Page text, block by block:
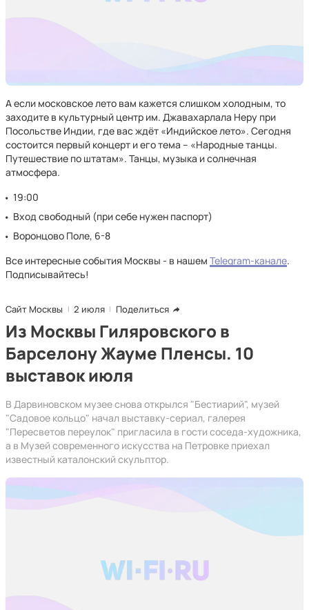
А если московское лето вам кажется слишком холодным, то
заходите в культурный центр им. Джавахарлала Неру при
Посольстве Индии, где вас ждёт «Индийское лето». Сегодня
состоится первый концерт и его тема – «Народные танцы.
Путешествие по штатам». Танцы, музыка и солнечная
атмосфера.
19:00
Вход свободный (при себе нужен паспорт)
Воронцово Поле, 6-8
Все интересные события Москвы - в нашем Telegram-канале.
Подписывайтесь!
Сайт Москвы 2 июля Поделиться
Из Москвы Гиляровского в
Барселону Жауме Пленсы. 10
выставок июля
В Дарвиновском музее снова открылся "Бестиарий", музей
"Садовое кольцо" начал выставку-сериал, галерея
"Пересветов переулок" пригласила в гости соседа-художника,
а в Музей современного искусства на Петровке приехал
известный каталонский скульптор.